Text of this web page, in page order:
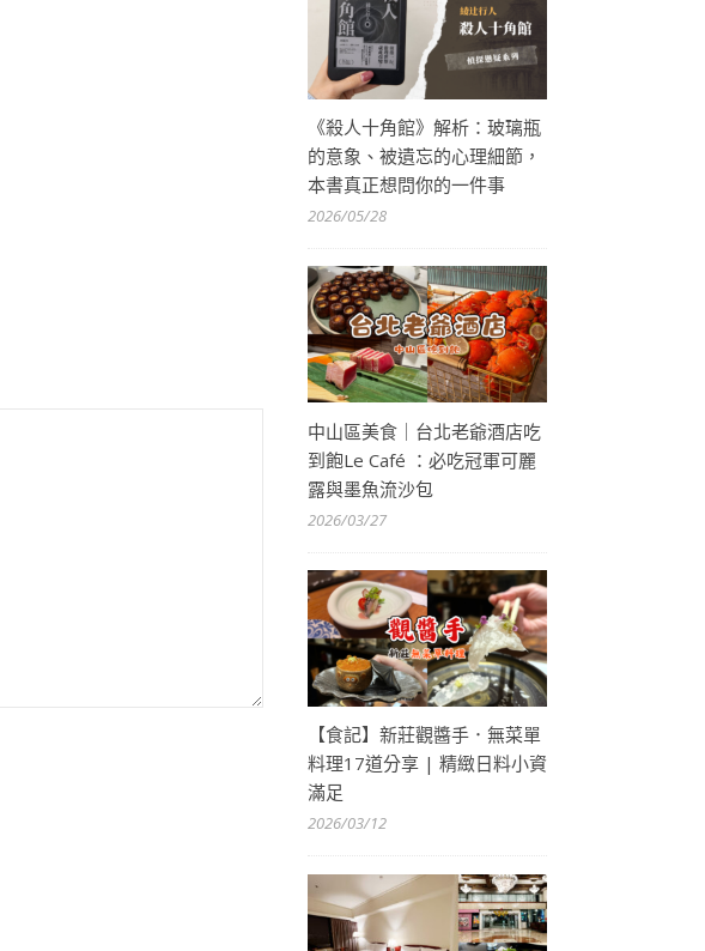
《殺人十角館》解析：玻璃瓶
的意象、被遺忘的心理細節，
本書真正想問你的一件事
2026/05/28
中山區美食｜台北老爺酒店吃
到飽Le Café ：必吃冠軍可麗
露與墨魚流沙包
2026/03/27
【食記】新莊觀醬手．無菜單
料理17道分享 | 精緻日料小資
滿足
2026/03/12